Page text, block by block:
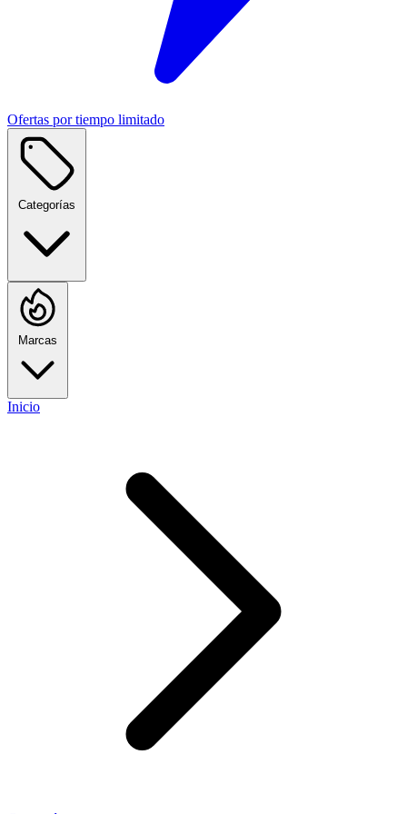
Ofertas por tiempo limitado
Categorías
Marcas
Inicio